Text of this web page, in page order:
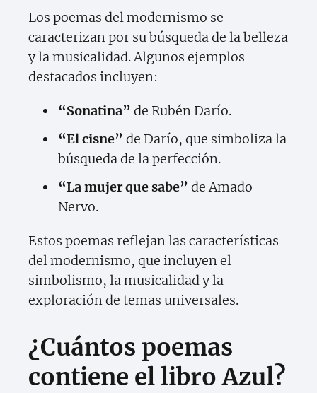
Los poemas del modernismo se
caracterizan por su búsqueda de la belleza
y la musicalidad. Algunos ejemplos
destacados incluyen:
“Sonatina” de Rubén Darío.
“El cisne” de Darío, que simboliza la
búsqueda de la perfección.
“La mujer que sabe” de Amado
Nervo.
Estos poemas reflejan las características
del modernismo, que incluyen el
simbolismo, la musicalidad y la
exploración de temas universales.
¿Cuántos poemas
contiene el libro Azul?